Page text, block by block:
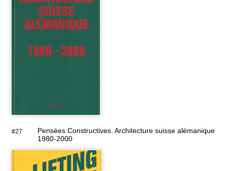
#27
Pensées Constructives. Architecture suisse alémanique
1980-2000